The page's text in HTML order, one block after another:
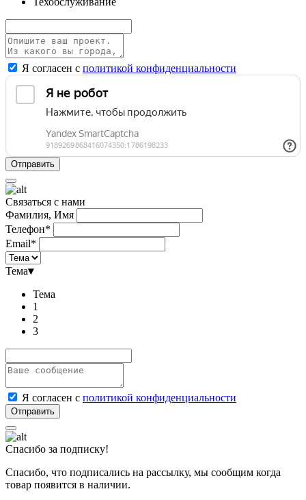
Я согласен с политикой конфиденциальности
Связаться с нами
Фамилия, Имя
Телефон*
Email*
Тема▾
Тема
1
2
3
Я согласен с политикой конфиденциальности
Спасибо за подписку!
Спасибо, что подписались на рассылку, мы сообщим когда
товар появится в наличии.